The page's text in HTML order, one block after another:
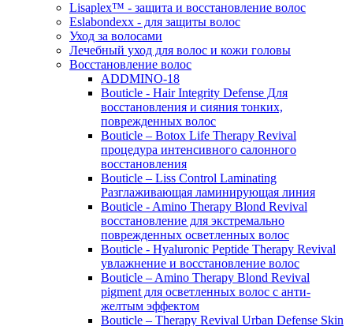
Lisaplex™ - защита и восстановление волос
Eslabondexx - для защиты волос
Уход за волосами
Лечебный уход для волос и кожи головы
Восстановление волос
ADDMINO-18
Bouticle - Hair Integrity Defense Для
восстановления и сияния тонких,
поврежденных волос
Bouticle – Botox Life Therapy Revival
процедура интенсивного салонного
восстановления
Bouticle – Liss Control Laminating
Разглаживающая ламинирующая линия
Bouticle - Amino Therapy Blond Revival
восстановление для экстремально
поврежденных осветленных волос
Bouticle - Hyaluronic Peptide Therapy Revival
увлажнение и восстановление волос
Bouticle – Amino Therapy Blond Revival
pigment для осветленных волос с анти-
желтым эффектом
Bouticle – Therapy Revival Urban Defense Skin